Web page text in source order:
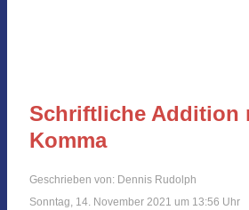
Schriftliche Addition
Komma
Geschrieben von: Dennis Rudolph
Sonntag, 14. November 2021 um 13:56 Uhr